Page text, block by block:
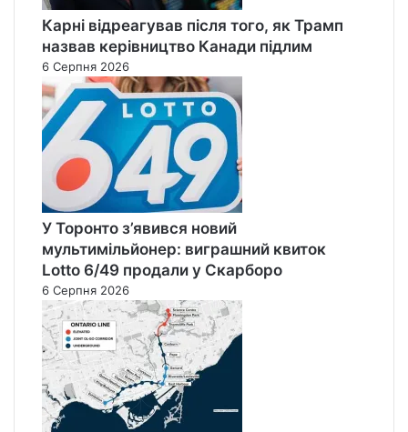
Карні відреагував після того, як Трамп
назвав керівництво Канади підлим
6 Серпня 2026
У Торонто з’явився новий
мультимільйонер: виграшний квиток
Lotto 6/49 продали у Скарборо
6 Серпня 2026